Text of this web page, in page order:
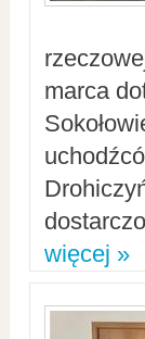
marca
więcej »